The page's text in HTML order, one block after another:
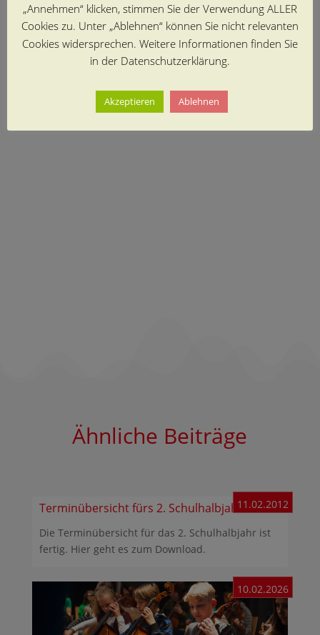
Ähnliche Beiträge
Terminübersicht fürs 2. Schulhalbjahr11.02.2012
Die Terminübersicht für das 2. Schulhalbjahr ist
fertig. Hier geht es zum Download.
10.02.2026
„Annehmen“ klicken, stimmen Sie der Verwendung ALLER
Cookies zu. Unter „Ablehnen“ können Sie nicht relevanten
Cookies widersprechen. Weitere Informationen finden Sie
in der Datenschutzerklärung.
Akzeptieren Ablehnen